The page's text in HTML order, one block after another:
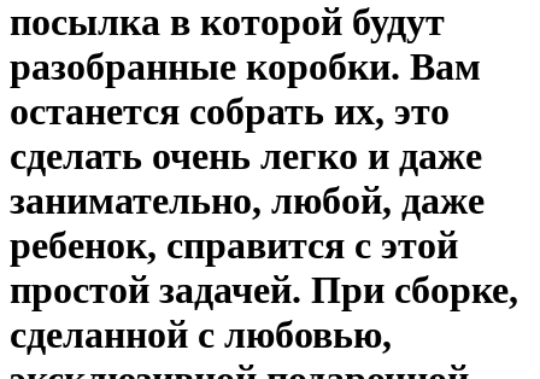
посылка в которой будут
разобранные коробки. Вам
останется собрать их, это
сделать очень легко и даже
занимательно, любой, даже
ребенок, справится с этой
простой задачей. При сборке,
сделанной с любовью,